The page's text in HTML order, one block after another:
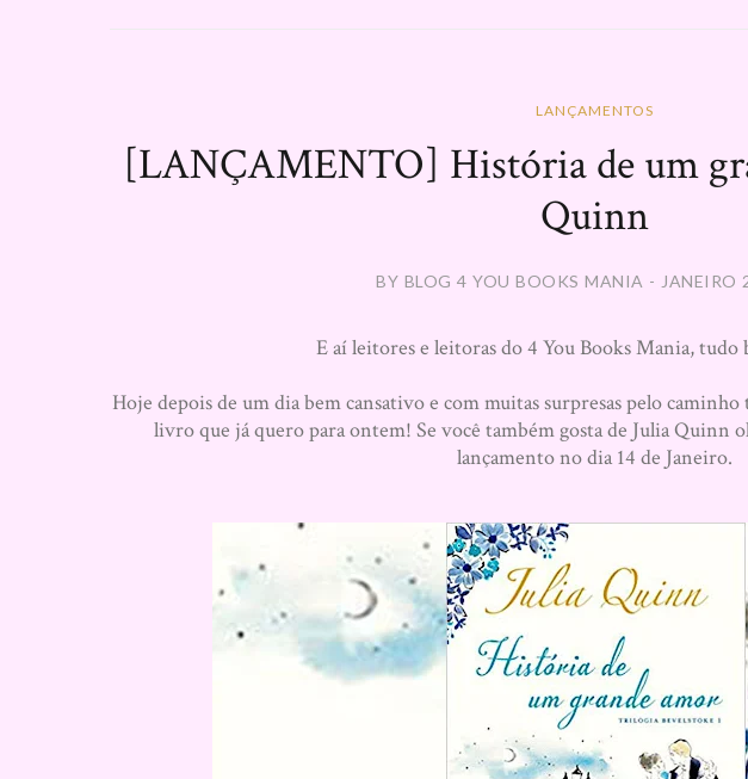
LANÇAMENTOS
[LANÇAMENTO] História de um
Quinn
BY BLOG 4 YOU BOOKS MANIA - JANEIRO
E aí leitores e leitoras do 4 You Books Mania, tudo
Hoje depois de um dia bem cansativo e com muitas surpresas pelo
livro que já quero para ontem! Se você também gosta de Julia Quinn
lançamento no dia 14 de Janeiro.